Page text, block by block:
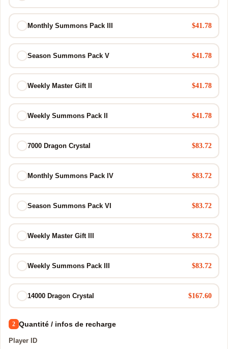
Monthly Summons Pack III $41.78
Season Summons Pack V $41.78
Weekly Master Gift II $41.78
Weekly Summons Pack II $41.78
7000 Dragon Crystal $83.72
Monthly Summons Pack IV $83.72
Season Summons Pack VI $83.72
Weekly Master Gift III $83.72
Weekly Summons Pack III $83.72
14000 Dragon Crystal $167.60
2 Quantité / infos de recharge
Player ID